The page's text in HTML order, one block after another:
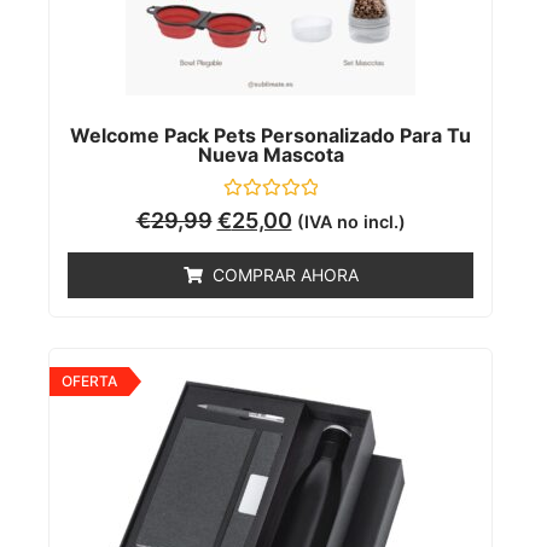
Welcome Pack Pets Personalizado Para Tu
Nueva Mascota
Valorado
con
5
€29,99 €25,00 (IVA no incl.)
COMPRAR AHORA
OFERTA